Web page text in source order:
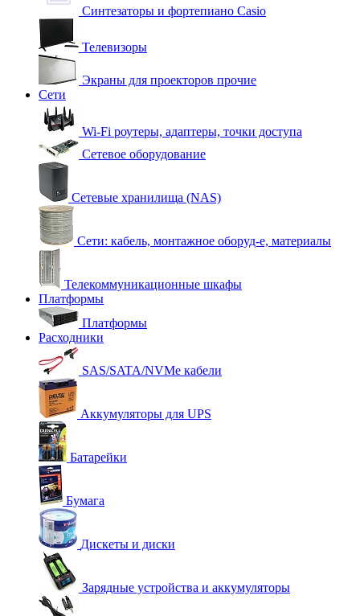
Синтезаторы и фортепиано Casio
Телевизоры
Экраны для проекторов прочие
Сети
Wi-Fi роутеры, адаптеры, точки доступа
Сетевое оборудование
Сетевые хранилища (NAS)
Сети: кабель, монтажное оборуд-е, материалы
Телекоммуникационные шкафы
Платформы
Платформы
Расходники
SAS/SATA/NVMe кабели
Аккумуляторы для UPS
Батарейки
Бумага
Дискеты и диски
Зарядные устройства и аккумуляторы